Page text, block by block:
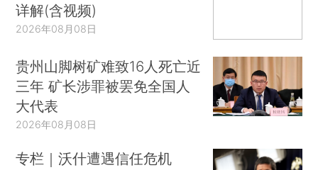
详解(含视频)
2026年08月08日
贵州山脚树矿难致16人死亡近
三年 矿长涉罪被罢免全国人
大代表
2026年08月08日
专栏｜沃什遭遇信任危机